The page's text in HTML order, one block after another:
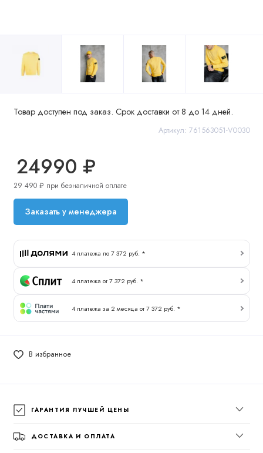
Товар доступен под заказ. Срок доставки от 8 до 14 дней.
Артикул: 761563051-V0030
24990 ₽
29 490 ₽ при безналичной оплате
Заказать у менеджера
4 платежа по 7 372 руб. *
4 платежа от 7 372 руб. *
4 платежа за 2 месяца от 7 372 руб. *
В избранное
ГАРАНТИЯ ЛУЧШЕЙ ЦЕНЫ
ДОСТАВКА И ОПЛАТА